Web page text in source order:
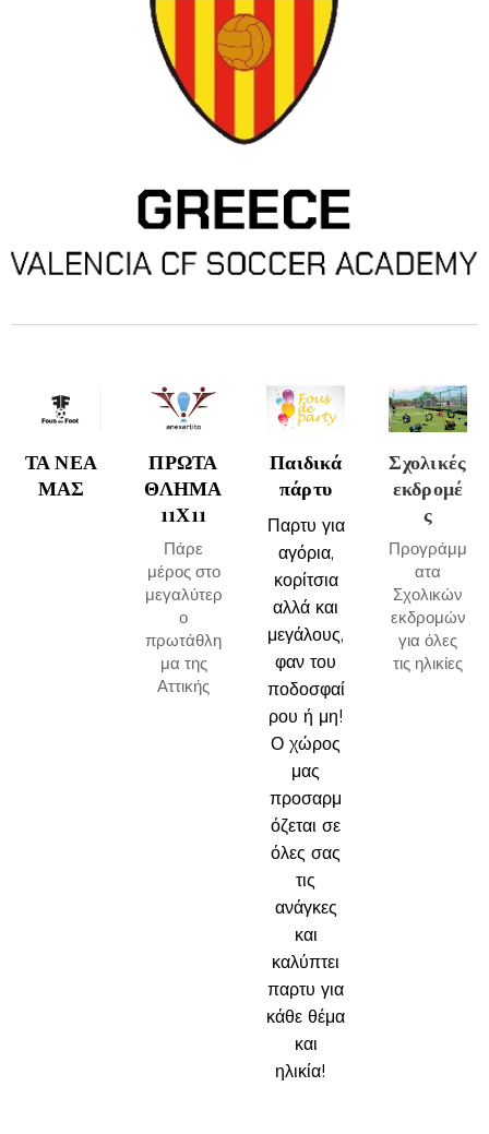
ΤΑ ΝΕΑ
ΜΑΣ
ΠΡΩΤΑ
ΘΛΗΜΑ
11Χ11
Πάρε
μέρος στο
μεγαλύτερ
ο
πρωτάθλη
μα της
Αττικής
Παιδικά
πάρτυ
Παρτυ για
αγόρια,
κορίτσια
αλλά και
μεγάλους,
φαν του
ποδοσφαί
ρου ή μη!
Ο χώρος
μας
προσαρμ
όζεται σε
όλες σας
τις
ανάγκες
και
καλύπτει
παρτυ για
κάθε θέμα
και
ηλικία!
Σχολικές
εκδρομέ
ς
Προγράμμ
ατα
Σχολικών
εκδρομών
για όλες
τις ηλικίες